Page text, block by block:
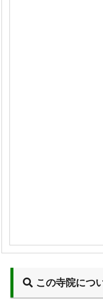
この寺院につ